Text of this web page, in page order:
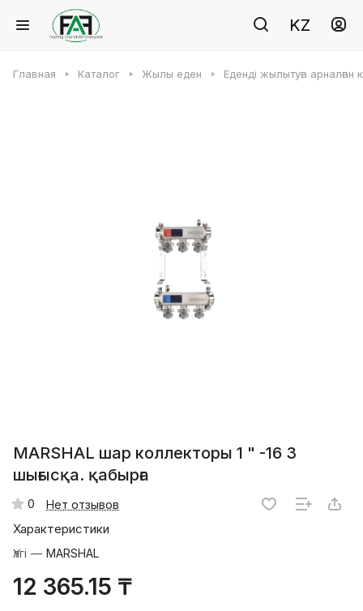
KZ
Главная Каталог Жылы еден Еденді жылытуға арналған
MARSHAL шар коллекторы 1 " -16 3
шығысқа. қабырға
0 Нет отзывов
Характеристики
Үлгі — MARSHAL
12 365.15 ₸